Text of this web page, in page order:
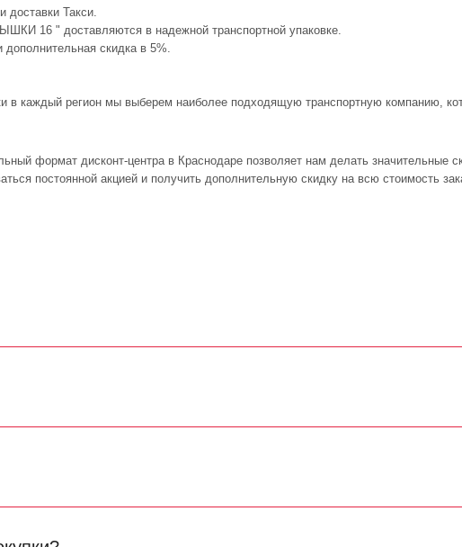
доставки Такси.
16 " доставляются в надежной транспортной упаковке.
дополнительная скидка в 5%.
в каждый регион мы выберем наиболее подходящую транспортную компанию,
формат дисконт-центра в Краснодаре позволяет нам делать значительные
постоянной акцией и получить дополнительную скидку на всю стоимость